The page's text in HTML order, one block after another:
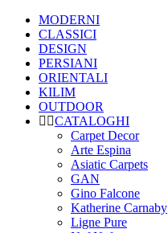
MODERNI
CLASSICI
DESIGN
PERSIANI
ORIENTALI
KILIM
OUTDOOR
CATALOGHI
Carpet Decor
Arte Espina
Asiatic Carpets
GAN
Gino Falcone
Katherine Carnaby
Ligne Pure